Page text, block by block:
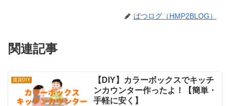
ぱつログ（HMP2BLOG）
関連記事
賃貸DIY
【DIY】カラーボックスでキッチ
ンカウンター作ったよ！【簡単・
手軽に安く】